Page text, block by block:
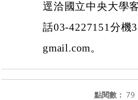
逕洽國立中央大學
話03-4227151分機
gmail.com。
點閱數： 79